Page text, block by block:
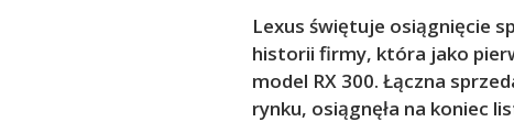
Lexus świętuje osiągnięcie
historii firmy, która jako
model RX 300. Łączna
rynku, osiągnęła na koniec